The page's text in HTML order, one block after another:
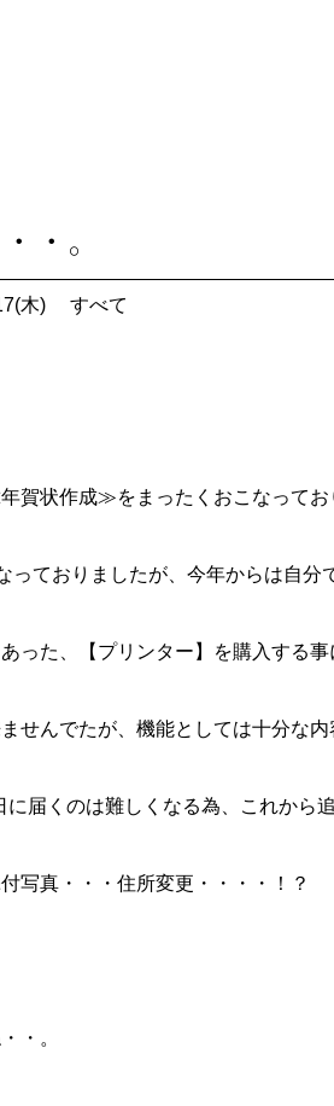
・。
木) すべて
賀状作成≫をまったくおこなってお
ておりましたが、今年からは自分
った、【プリンター】を購入する
せんでたが、機能としては十分な
届くのは難しくなる為、これから
写真・・・住所変更・・・・！？
・。